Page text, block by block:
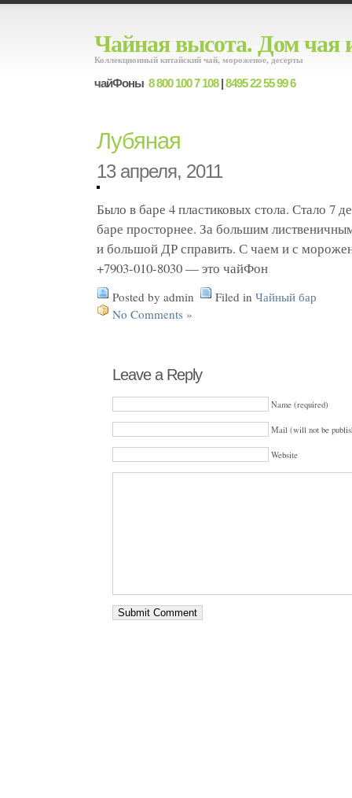
Чайная высота. Дом чая
Коллекционный китайский чай, мороженое, десерты
чайФоны 8 800 100 7 108|8495 22 55 99 6
Лубяная
13 апреля, 2011
Было в баре 4 пластиковых стола. Стало 7
баре просторнее. За большим
и большой ДР справить. С чаем и с
+7903-010-8030 — это чайФон
Posted by admin Filed in Чайный бар
No Comments »
Leave a Reply
Name (required)
Mail (will not be
Website